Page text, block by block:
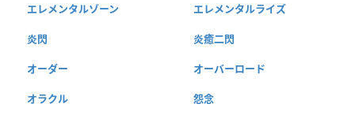
エレメンタルゾーン エレメンタルライズ
炎閃 炎癒二閃
オーダー オーバーロード
オラクル 怨念